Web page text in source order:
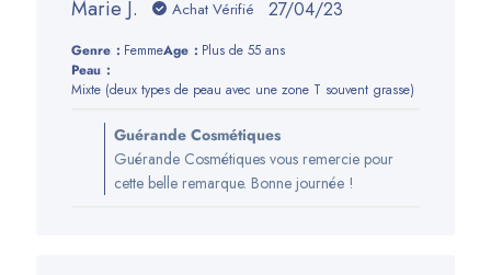
Marie J. Achat Vérifié
Date
27/04/23
Genre: FemmeAge:
Plus de 55 ans
Peau:
Mixte (deux types de peau avec une zone T souvent grasse)
du
propriétaire
de
Guérande Cosmétiques
Guérande Cosmétiques vous remercie pour
cette belle remarque. Bonne journée !